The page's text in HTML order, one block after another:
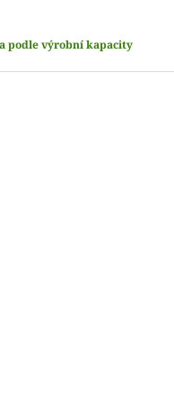
podle výrobní kapacity